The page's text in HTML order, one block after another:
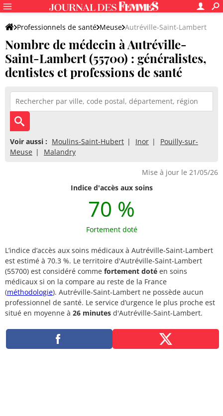
Professionnels de santé Meuse Autréville-Saint-Lambert
Nombre de médecin à Autréville-
Saint-Lambert (55700) : généralistes,
dentistes et professions de santé
Voir aussi : Moulins-Saint-Hubert Inor
Pouilly-sur-
Meuse
Malandry
Mise à jour le 21/05/26
Indice d'accès aux soins
70 %
Fortement doté
L’indice d’accès aux soins médicaux à Autréville-Saint-Lambert
est estimé à 70.3 %. Le territoire d'Autréville-Saint-Lambert
(55700) est considéré comme fortement doté en soins
médicaux si on la compare au reste de la France
(méthodologie). Autréville-Saint-Lambert ne possède aucun
professionnel de santé. Le service d’urgence le plus proche est
situé en moyenne à 26 minutes d'Autréville-Saint-Lambert.